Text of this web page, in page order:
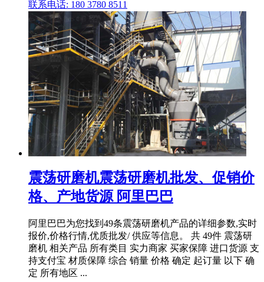
联系电话: 180 3780 8511
震荡研磨机震荡研磨机批发、促销价
格、产地货源 阿里巴巴
阿里巴巴为您找到49条震荡研磨机产品的详细参数,实时
报价,价格行情,优质批发/ 供应等信息。 共 49件 震荡研
磨机 相关产品 所有类目 实力商家 买家保障 进口货源 支
持支付宝 材质保障 综合 销量 价格 确定 起订量 以下 确
定 所有地区 ...